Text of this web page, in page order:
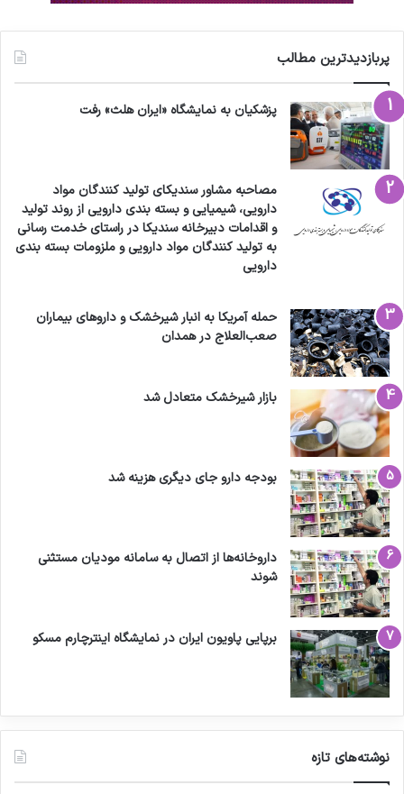
پربازدیدترین مطالب
پزشکیان به نمایشگاه «ایران هلث» رفت
مصاحبه مشاور سندیکای تولید کنندگان مواد
دارویی، شیمیایی و بسته بندی دارویی از روند تولید
و اقدامات دبیرخانه سندیکا در راستای خدمت رسانی
به تولید کنندگان مواد دارویی و ملزومات بسته بندی
دارویی
حمله آمریکا به انبار شیرخشک و داروهای بیماران
صعب‌العلاج در همدان
بازار شیرخشک متعادل شد
بودجه دارو جای دیگری هزینه شد
داروخانه‌ها از اتصال به سامانه مودیان مستثنی
شوند
برپایی پاویون ایران در نمایشگاه اینترچارم مسکو
نوشته‌های تازه